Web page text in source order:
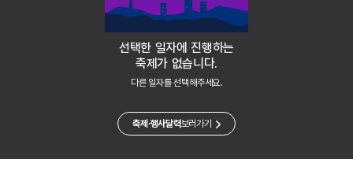
선택한 일자에 진행하는
축제가 없습니다.
다른 일자를 선택해주세요.
축제·행사달력보러가기